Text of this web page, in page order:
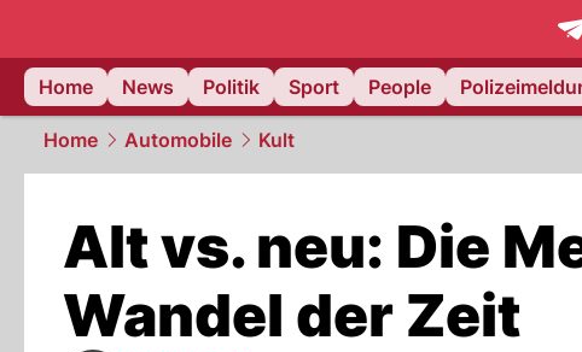
Home
News Politik Sport People
Home Automobile Kult
Alt vs. neu: Die
Wandel der Zeit